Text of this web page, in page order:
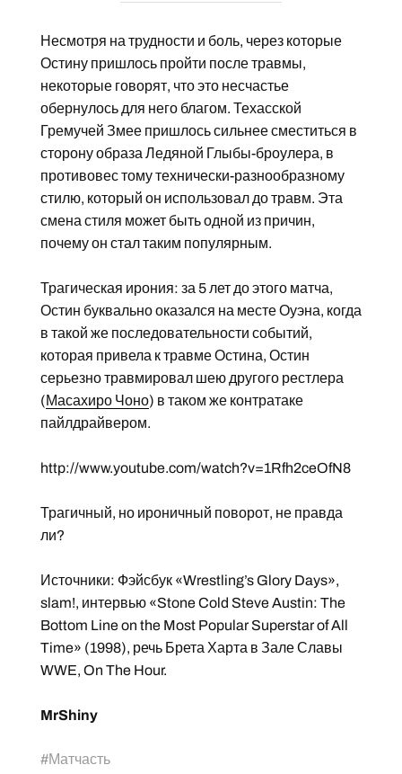
Несмотря на трудности и боль, через которые
Остину пришлось пройти после травмы,
некоторые говорят, что это несчастье
обернулось для него благом. Техасской
Гремучей Змее пришлось сильнее сместиться в
сторону образа Ледяной Глыбы-броулера, в
противовес тому технически-разнообразному
стилю, который он использовал до травм. Эта
смена стиля может быть одной из причин,
почему он стал таким популярным.
Трагическая ирония: за 5 лет до этого матча,
Остин буквально оказался на месте Оуэна, когда
в такой же последовательности событий,
которая привела к травме Остина, Остин
серьезно травмировал шею другого рестлера
(Масахиро Чоно) в таком же контратаке
пайлдрайвером.
http://www.youtube.com/watch?v=1Rfh2ceOfN8
Трагичный, но ироничный поворот, не правда
ли?
Источники: Фэйсбук «Wrestling’s Glory Days»,
slam!, интервью «Stone Cold Steve Austin: The
Bottom Line on the Most Popular Superstar of All
Time» (1998), речь Брета Харта в Зале Славы
WWE, On The Hour.
MrShiny
#Матчасть